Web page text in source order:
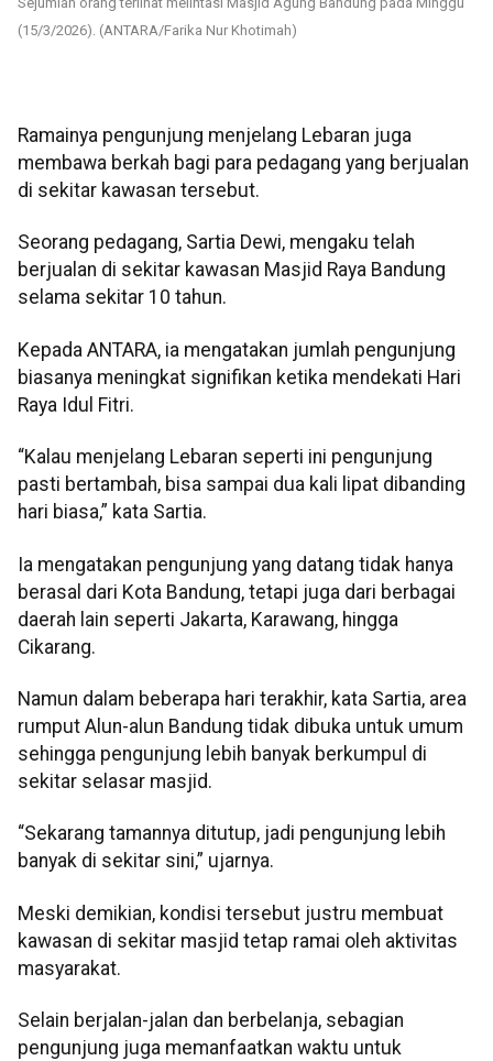
(15/3/2026). (ANTARA/Farika Nur Khotimah)
Ramainya pengunjung menjelang Lebaran juga
membawa berkah bagi para pedagang yang berjualan
di sekitar kawasan tersebut.
Seorang pedagang, Sartia Dewi, mengaku telah
berjualan di sekitar kawasan Masjid Raya Bandung
selama sekitar 10 tahun.
Kepada ANTARA, ia mengatakan jumlah pengunjung
biasanya meningkat signifikan ketika mendekati Hari
Raya Idul Fitri.
“Kalau menjelang Lebaran seperti ini pengunjung
pasti bertambah, bisa sampai dua kali lipat dibanding
hari biasa,” kata Sartia.
Ia mengatakan pengunjung yang datang tidak hanya
berasal dari Kota Bandung, tetapi juga dari berbagai
daerah lain seperti Jakarta, Karawang, hingga
Cikarang.
Namun dalam beberapa hari terakhir, kata Sartia, area
rumput Alun-alun Bandung tidak dibuka untuk umum
sehingga pengunjung lebih banyak berkumpul di
sekitar selasar masjid.
“Sekarang tamannya ditutup, jadi pengunjung lebih
banyak di sekitar sini,” ujarnya.
Meski demikian, kondisi tersebut justru membuat
kawasan di sekitar masjid tetap ramai oleh aktivitas
masyarakat.
Selain berjalan-jalan dan berbelanja, sebagian
pengunjung juga memanfaatkan waktu untuk